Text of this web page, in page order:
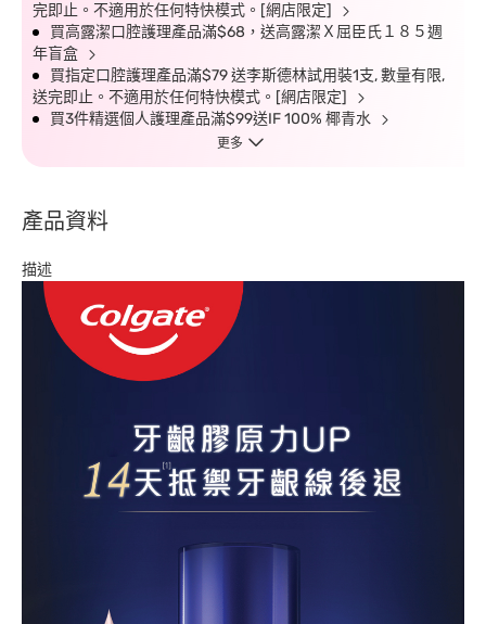
完即止。不適用於任何特快模式。[網店限定]
買高露潔口腔護理產品滿$68，送高露潔Ｘ屈臣氏１８５週
年盲盒
買指定口腔護理產品滿$79 送李斯德林試用裝1支, 數量有限,
送完即止。不適用於任何特快模式。[網店限定]
買3件精選個人護理產品滿$99送IF 100% 椰青水
更多
產品資料
描述